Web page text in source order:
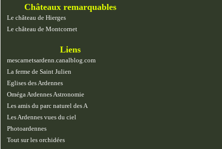
Châteaux remarquables
Le château de Hierges
Le château de Montcornet
Liens
mescarnetsardenn.canalblog.com
La ferme de Saint Julien
Eglises des Ardennes
Oméga Ardennes Astronomie
Les amis du parc naturel des A
Les Ardennes vues du ciel
Photoardennes
Tout sur les orchidées